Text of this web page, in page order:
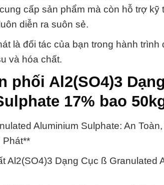
cấp sản phẩm mà còn hỗ trợ kỹ
diễn ra suôn sẻ.
là đối tác của bạn trong hành
và hóa chất.
phối Al2(SO4)3
17% bao
Aluminium Sulphate: An
Al2(SO4)3 Dạng Cục ß Granulated